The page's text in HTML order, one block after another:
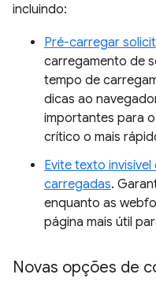
incluindo:
Pré-carregar
carregamento de
tempo de
dicas ao
importantes para
crítico o mais
Evite texto
carregadas.
enquanto as
página mais útil
Novas opções de